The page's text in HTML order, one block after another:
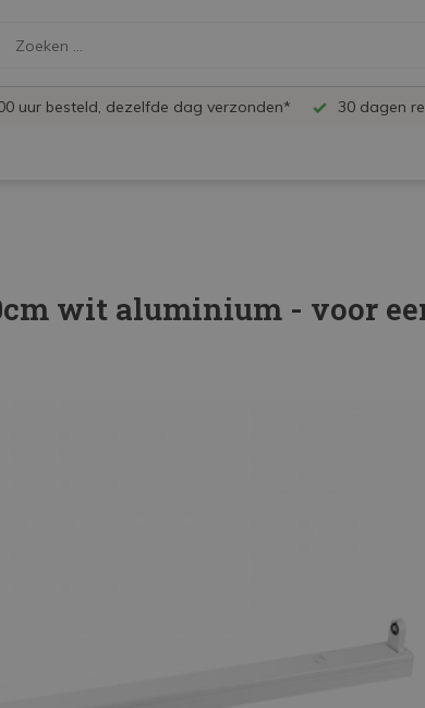
uur besteld, dezelfde dag verzonden* 30 dagen
wit aluminium - voor